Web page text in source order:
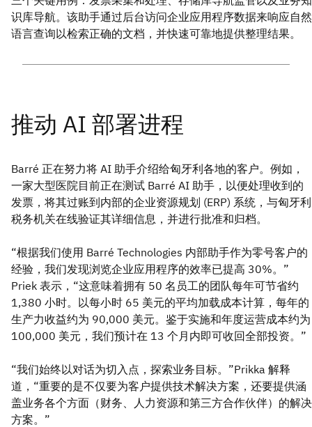
识库导航。该助手通过后台访问企业应用程序数据来响应自然
语言查询以检索正确的文档，并快速可靠地提供整理结果。
Barré 正在努力将 AI 助手介绍给匈牙利各地的客户。例如，
一家大型医院目前正在测试 Barré AI 助手，以便处理收到的
发票，将其过账到内部的企业资源规划 (ERP) 系统，与匈牙利
税务机关在线验证其详细信息，并进行批准和归档。
“根据我们使用 Barré Technologies 内部助手作为零号客户的
经验，我们发现浏览企业应用程序的效率已提高 30%。”
Priek 表示，“这意味着拥有 50 名员工的团队每年可节省约
1,380 小时。以每小时 65 美元的平均加载成本计算，每年的
生产力收益约为 90,000 美元。鉴于实施和年度运营成本约为
100,000 美元，我们预计在 13 个月内即可收回全部投资。”
“我们始终以对话为切入点，探索业务目标。”Prikka 解释
道，“重要的是不仅要为客户提供技术解决方案，还要提供涵
盖业务各个方面（财务、人力资源和第三方合作伙伴）的解决
方案。”